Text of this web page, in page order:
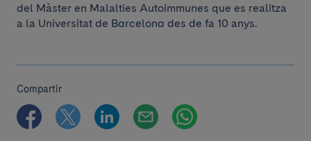
del Màster en Malalties Autoimmunes que es realitza
a la Universitat de Barcelona des de fa 10 anys.
Compartir